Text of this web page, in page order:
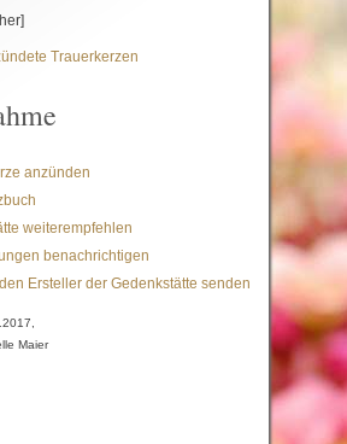
Trauerkerzen
anzünden
weiterempfehlen
benachrichtigen
Ersteller der Gedenkstätte senden
Maier